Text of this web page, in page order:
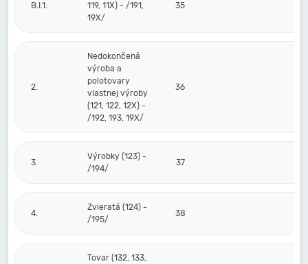
B.I.1.
119, 11X) - /191,
19X/
35
2.
Nedokončená
výroba a
polotovary
vlastnej výroby
(121, 122, 12X) -
/192, 193, 19X/
36
3.
Výrobky (123) -
/194/
37
4.
Zvieratá (124) -
/195/
38
Tovar (132, 133,